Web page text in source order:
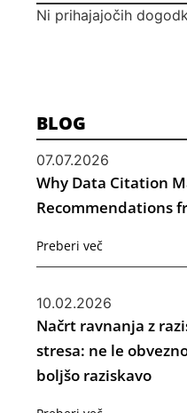
Ni prihajajočih
BLOG
07.07.2026
Why Data Citation
Recommendations
Preberi več
10.02.2026
Načrt ravnanja z
stresa: ne le
boljšo raziskavo